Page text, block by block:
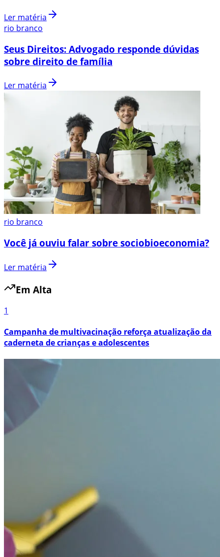
Ler matéria
rio branco
Seus Direitos: Advogado responde dúvidas
sobre direito de família
Ler matéria
rio branco
Você já ouviu falar sobre sociobioeconomia?
Ler matéria
Em Alta
1
Campanha de multivacinação reforça atualização da
caderneta de crianças e adolescentes